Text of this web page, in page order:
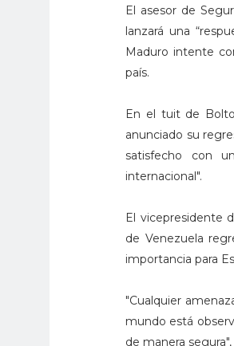
El asesor de
lanzará una
Maduro intente
país.
En el tuit de
anunciado su
satisfecho con
internacional".
El vicepresidente
de Venezuela
importancia para
"Cualquier
mundo está
de manera